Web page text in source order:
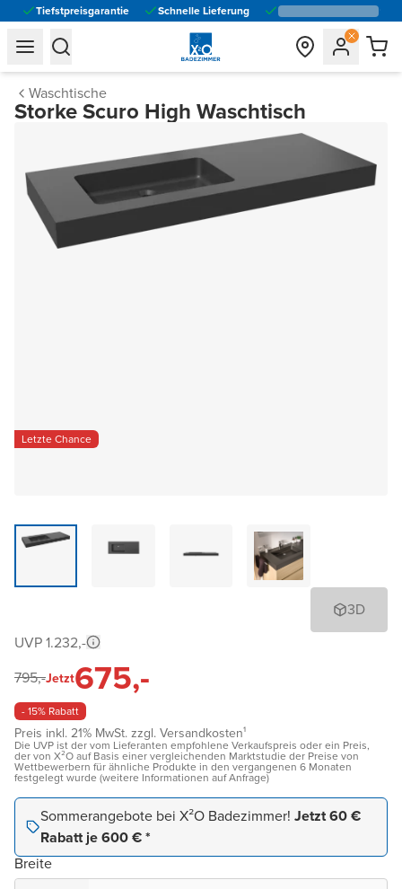
Tiefstpreisgarantie Schnelle Lieferung
general.navigation.toggle_menu.label
general.navigation.toggle_menu.label
Waschtische
Storke Scuro High Waschtisch
Letzte Chance
3D
UVP 1.232,-
795,-Jetzt675,-
- 15% Rabatt
Preis inkl. 21% MwSt. zzgl. Versandkosten¹
Die UVP ist der vom Lieferanten empfohlene Verkaufspreis oder ein Preis,
der von X²O auf Basis einer vergleichenden Marktstudie der Preise von
Wettbewerbern für ähnliche Produkte in den vergangenen 6 Monaten
festgelegt wurde (weitere Informationen auf Anfrage)
Sommerangebote bei X²O Badezimmer! Jetzt 60 €
Rabatt je 600 € *
Breite